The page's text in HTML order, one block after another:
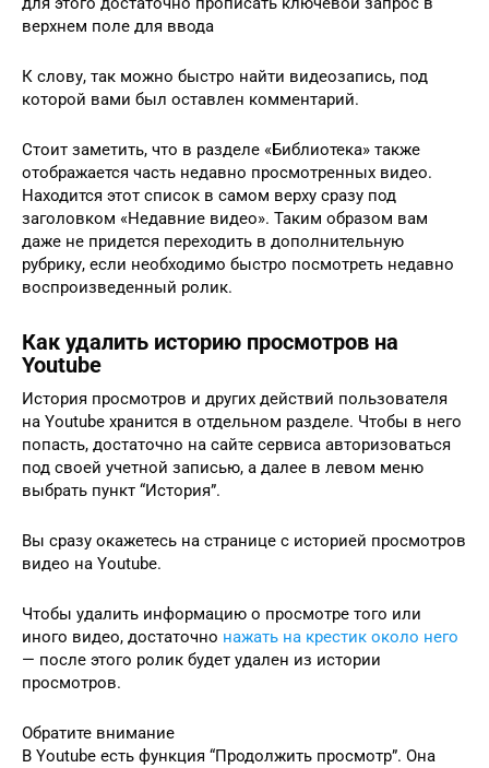
верхнем поле для ввода
К слову, так можно быстро найти видеозапись, под
которой вами был оставлен комментарий.
Стоит заметить, что в разделе «Библиотека» также
отображается часть недавно просмотренных видео.
Находится этот список в самом верху сразу под
заголовком «Недавние видео». Таким образом вам
даже не придется переходить в дополнительную
рубрику, если необходимо быстро посмотреть недавно
воспроизведенный ролик.
Как удалить историю просмотров на
Youtube
История просмотров и других действий пользователя
на Youtube хранится в отдельном разделе. Чтобы в него
попасть, достаточно на сайте сервиса авторизоваться
под своей учетной записью, а далее в левом меню
выбрать пункт “История”.
Вы сразу окажетесь на странице с историей просмотров
видео на Youtube.
Чтобы удалить информацию о просмотре того или
иного видео, достаточно нажать на крестик около него
— после этого ролик будет удален из истории
просмотров.
Обратите внимание
В Youtube есть функция “Продолжить просмотр”. Она